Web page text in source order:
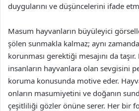
duygularını ve düşüncelerini ifade
Masum hayvanların büyüleyici
şölen sunmakla kalmaz; aynı
korunması gerektiği mesajını da
insanların hayvanlara olan sevgisini
koruma konusunda motive eder.
onların masumiyetini ve doğanın
çeşitliliği gözler önüne serer. Her bir